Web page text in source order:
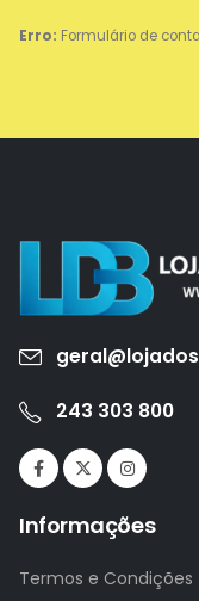
Erro: Formulário de
243 303 800
Informações
Termos e Condições